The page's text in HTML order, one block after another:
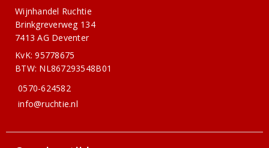
Wijnhandel Ruchtie
Brinkgreverweg 134
7413 AG Deventer
KvK: 95778675
BTW: NL867293548B01
0570-624582
info@ruchtie.nl